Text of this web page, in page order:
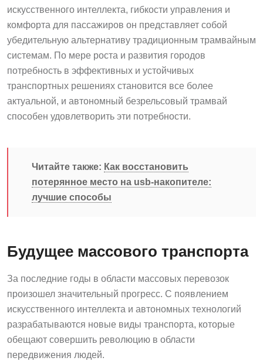
искусственного интеллекта, гибкости управления и
комфорта для пассажиров он представляет собой
убедительную альтернативу традиционным трамвайным
системам. По мере роста и развития городов
потребность в эффективных и устойчивых
транспортных решениях становится все более
актуальной, и автономный безрельсовый трамвай
способен удовлетворить эти потребности.
Читайте также: Как восстановить
потерянное место на usb-накопителе:
лучшие способы
Будущее массового транспорта
За последние годы в области массовых перевозок
произошел значительный прогресс. С появлением
искусственного интеллекта и автономных технологий
разрабатываются новые виды транспорта, которые
обещают совершить революцию в области
передвижения людей.